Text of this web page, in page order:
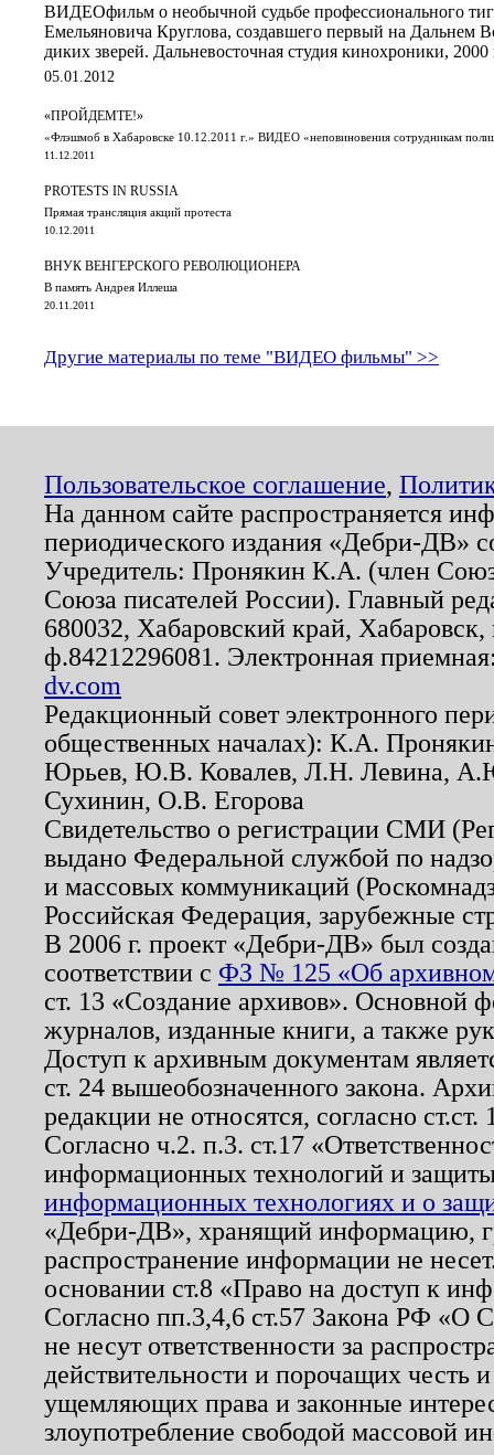
ВИДЕОфильм о необычной судьбе профессионального
Емельяновича Круглова, создавшего первый на Дальнем
диких зверей. Дальневосточная студия кинохроники, 2000
05.01.2012
«ПРОЙДЕМТЕ!»
«Флэшмоб в Хабаровске 10.12.2011 г.» ВИДЕО «неповиновения сотрудникам
11.12.2011
PROTESTS IN RUSSIA
Прямая трансляция акций протеста
10.12.2011
ВНУК ВЕНГЕРСКОГО РЕВОЛЮЦИОНЕРА
В память Андрея Иллеша
20.11.2011
Другие материалы по теме "ВИДЕО фильмы" >>
Пользовательское соглашение,
На данном сайте распространяется
периодического издания «Дебри-ДВ»
Учредитель: Пронякин К.А. (член
Союза писателей России). Главный
680032, Хабаровский край,
ф.84212296081. Электронная
dv.com
Редакционный совет электронного
общественных началах): К.А.
Юрьев, Ю.В. Ковалев, Л.Н. Левина,
Сухинин, О.В. Егорова
Свидетельство о регистрации СМИ
выдано Федеральной службой по
и массовых коммуникаций
Российская Федерация, зарубежные
В 2006 г. проект «Дебри-ДВ» был
соответствии с ФЗ № 125 «Об
ст. 13 «Создание архивов». Основной
журналов, изданные книги, а также
Доступ к архивным документам
ст. 24 вышеобозначенного закона.
редакции не относятся, согласно
Согласно ч.2. п.3. ст.17
информационных технологий и
информационных технологиях и о
«Дебри-ДВ», хранящий информацию,
распространение информации не
основании ст.8 «Право на доступ к
Согласно пп.3,4,6 ст.57 Закона РФ «О
не несут ответственности за
действительности и порочащих честь
ущемляющих права и законные
злоупотребление свободой массовой